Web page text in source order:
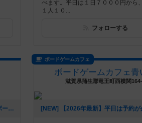
べます。平日は１日７０００円から
１人１０...
フォローする
[NEW] 言葉遊び/ワード系など、クイズ系ボードゲームはお好きですか？（2026年05月28日 19時58分）
ボードゲームカフェ
ボードゲームカフェ青
滋賀県蒲生郡竜王町西横関